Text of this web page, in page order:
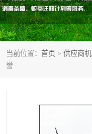
当前位置： 首页 > 供应商机
誉
除虫服务
白蚁防治服务
昆明灭老鼠
昆明消毒公司
昆明灭红火蚁公司